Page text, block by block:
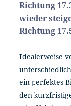
Richtung
wieder
Richtung
Idealerweise
ein perfektes
den